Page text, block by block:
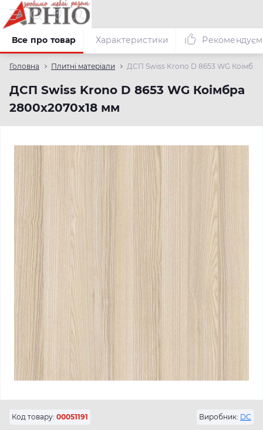
Головна Плитні матеріали ДСП Swiss Krono D 8653 WG
ДСП Swiss Krono D 8653 WG Коімбра
2800х2070х18 мм
Все про товар Характеристики
Код товару: 00051191 Виробник: DC